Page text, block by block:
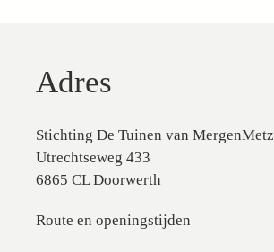
Adres
Stichting De Tuinen van MergenMetz
Utrechtseweg 433
6865 CL Doorwerth
Route en openingstijden